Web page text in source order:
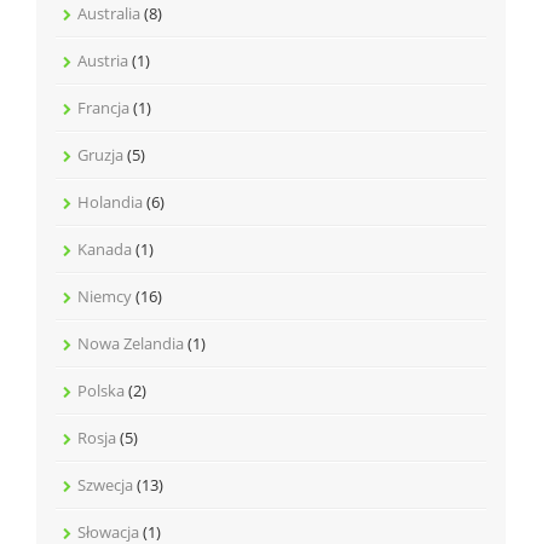
Australia (8)
Austria (1)
Francja (1)
Gruzja (5)
Holandia (6)
Kanada (1)
Niemcy(16)
Nowa Zelandia (1)
Polska (2)
Rosja (5)
Szwecja (13)
Słowacja (1)